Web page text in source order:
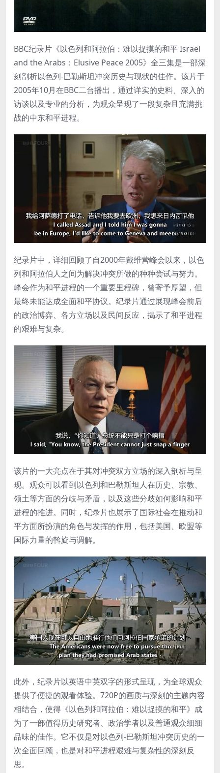
BBC纪录片《以色列和阿拉伯：难以捉摸的和平 Israel
and the Arabs：Elusive Peace 2005》全三集是一部深
刻剖析以色列-巴勒斯坦冲突历史与现状的佳作。该片于
2005年10月在BBC二台播出，通过详实的史料、深入的
访谈以及专业的分析，为观众呈现了一段复杂且充满挑
战的中东和平进程。
纪录片中，详细回顾了自2000年戴维营峰会以来，以色
列和阿拉伯人之间为解决冲突所做的种种尝试与努力。
峰会作为和平进程的一个重要里程碑，曾寄予厚望，但
最终未能达成全面和平协议。纪录片通过展现峰会前后
的政治博弈、各方立场以及民间反应，揭示了和平进程
的艰难与复杂。
该片的一大亮点在于其对冲突双方立场的深入剖析与呈
现。观众可以看到以色列和巴勒斯坦人在历史、宗教、
领土等方面的分歧与矛盾，以及这些分歧如何影响和平
进程的推进。同时，纪录片也展示了国际社会在推动和
平方面所扮演的角色与发挥的作用，包括美国、欧盟等
国际力量的斡旋与调解。
此外，纪录片以英语中英双字的形式呈现，为全球观众
提供了便捷的观看体验。720P的画质与深刻的主题内容
相结合，使得《以色列和阿拉伯：难以捉摸的和平》成
为了一部值得历史研究者、政治学者以及普通观众细细
品味的佳作。它不仅是对以色列-巴勒斯坦冲突历史的一
次全面回顾，也是对和平进程艰难与复杂性的深刻反
思。